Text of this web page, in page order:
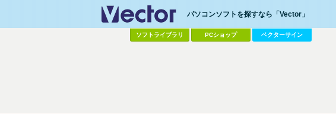
パソコンソフトを探すなら「Vector」
ソフトライブラリ PCショップ ベクターサイン